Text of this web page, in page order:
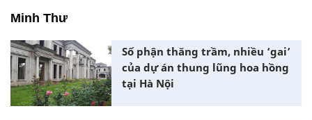
Minh Thư
Số phận thăng trầm, nhiều ‘gai’
của dự án thung lũng hoa hồng
tại Hà Nội